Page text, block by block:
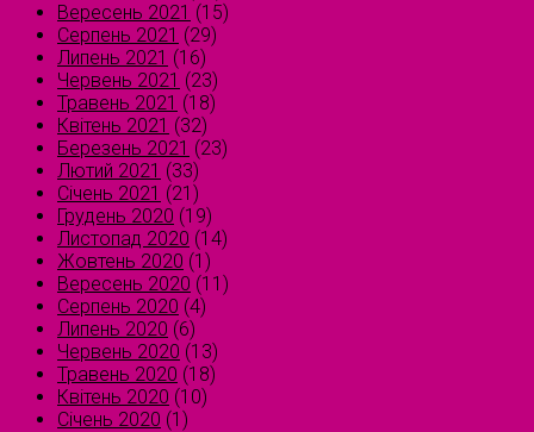
Вересень 2021 (15)
Серпень 2021 (29)
Липень 2021 (16)
Червень 2021 (23)
Травень 2021 (18)
Квітень 2021 (32)
Березень 2021 (23)
Лютий 2021 (33)
Січень 2021 (21)
Грудень 2020 (19)
Листопад 2020 (14)
Жовтень 2020 (1)
Вересень 2020 (11)
Серпень 2020 (4)
Липень 2020 (6)
Червень 2020 (13)
Травень 2020 (18)
Квітень 2020 (10)
Січень 2020 (1)